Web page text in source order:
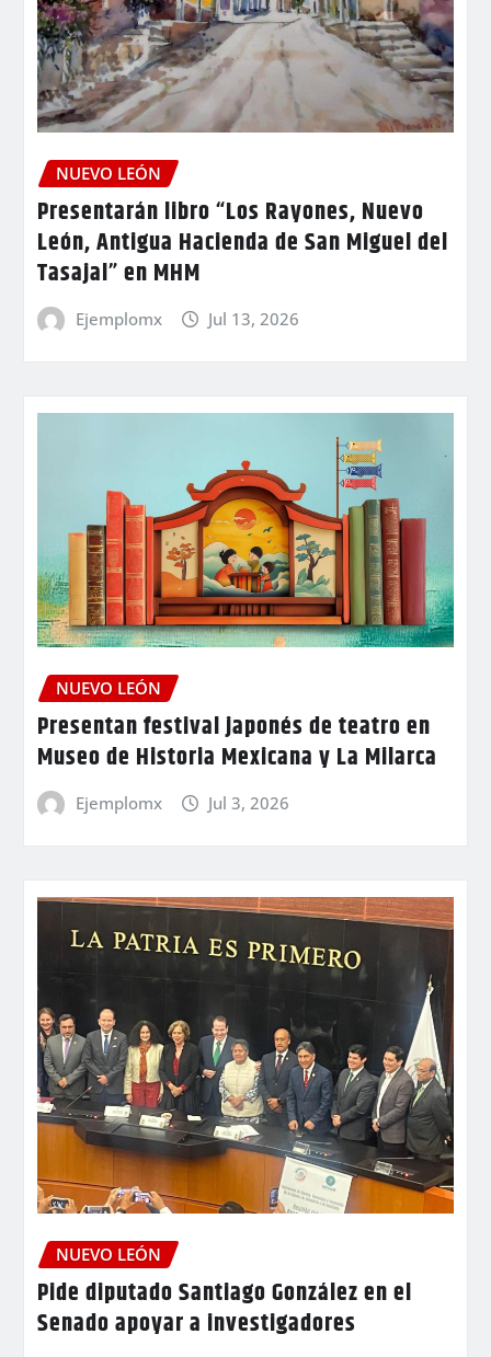
NUEVO LEÓN
Presentarán libro “Los Rayones, Nuevo
León, Antigua Hacienda de San Miguel del
Tasajal” en MHM
Ejemplomx Jul 13, 2026
NUEVO LEÓN
Presentan festival japonés de teatro en
Museo de Historia Mexicana y La Milarca
Ejemplomx Jul 3, 2026
NUEVO LEÓN
Pide diputado Santiago González en el
Senado apoyar a investigadores